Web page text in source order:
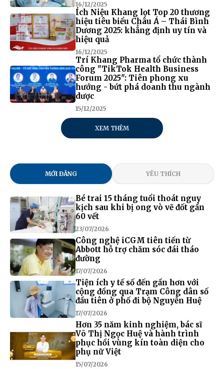
16/12/2025
Ích Niệu Khang lọt Top 20 thương
hiệu tiêu biểu Châu Á – Thái Bình
Dương 2025: khẳng định uy tín và
hiệu quả
16/12/2025
Trí Khang Pharma tổ chức thành
công "TikTok Health Business
Forum 2025": Tiên phong xu
hướng - bứt phá doanh thu ngành
dược
15/12/2025
XEM THÊM
MỚI ĐĂNG YÊU THÍCH
Bé trai 15 tháng tuổi thoát nguy
kịch sau khi bị ong vò vẽ đốt gần
60 vết
23/07/2026
Công nghệ iCGM tiên tiến từ
Abbott hỗ trợ chăm sóc đái tháo
đường
17/07/2026
Tiện ích y tế số đến gần hơn với
cộng đồng qua Trạm Công dân số
đầu tiên ở phố đi bộ Nguyễn Huệ
17/07/2026
Hơn 35 năm kinh nghiệm, bác sĩ
Võ Thị Ngọc Huệ và hành trình
phục hồi vùng kín toàn diện cho
phụ nữ Việt
15/07/2026